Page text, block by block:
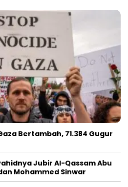
Bertambah, 71.384 Gugur
Jubir Al-Qassam Abu
Mohammed Sinwar